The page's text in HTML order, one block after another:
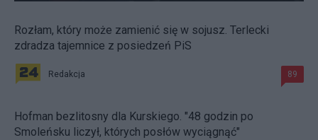
Rozłam, który może zamienić się w sojusz. Terlecki
zdradza tajemnice z posiedzeń PiS
Redakcja 89
Hofman bezlitosny dla Kurskiego. "48 godzin po
Smoleńsku liczył, których posłów wyciągnąć"